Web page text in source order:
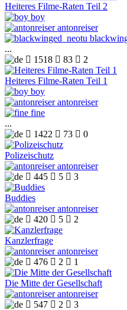
Heiteres Filme-Raten Teil 2
boy
antonreiser
...
 1518  83  2
Heiteres Filme-Raten Teil 1
boy
antonreiser
fine
...
 1422  73  0
Polizeischutz
antonreiser
 445  5  3
Buddies
antonreiser
 420  5  2
Kanzlerfrage
antonreiser
 476  2  1
Die Mitte der Gesellschaft
antonreiser
 547  2  3